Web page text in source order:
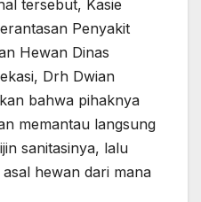
tersebut, Kasie
Penyakit
Hewan Dinas
Drh Dwian
bahwa pihaknya
memantau langsung
sanitasinya, lalu
hewan dari mana